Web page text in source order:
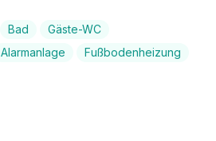
Bad
Gäste-WC
Alarmanlage
Fußbodenheizung